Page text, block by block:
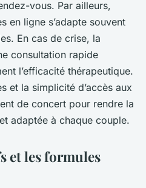
vous. Par ailleurs,
en ligne s’adapte souvent
En cas de crise, la
consultation rapide
l’efficacité thérapeutique.
et la simplicité d’accès aux
de concert pour rendre la
adaptée à chaque couple.
et les formules